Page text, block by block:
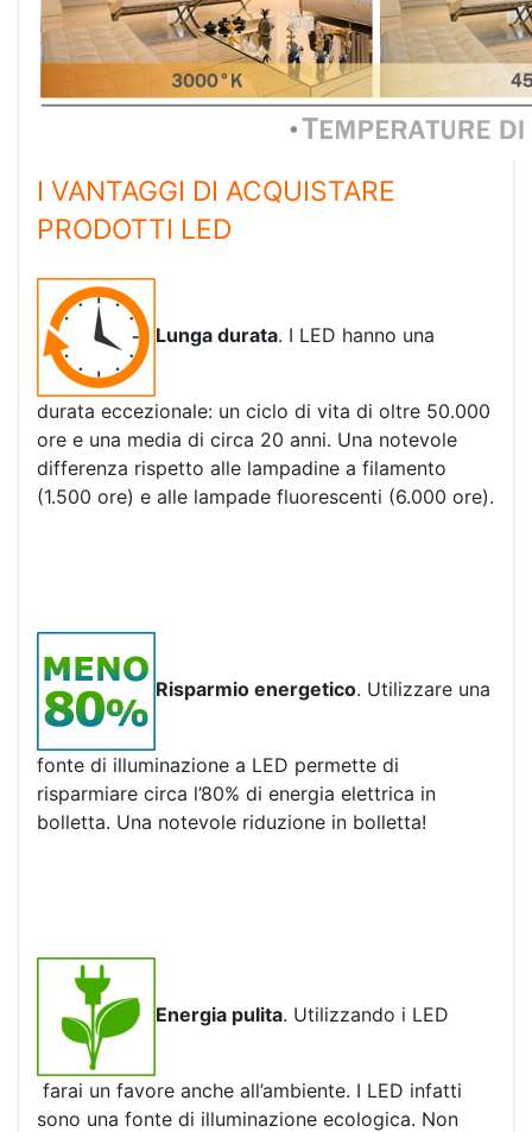
I VANTAGGI DI ACQUISTARE
PRODOTTI LED
Lunga durata. I LED hanno una
durata eccezionale: un ciclo di vita di oltre 50.000
ore e una media di circa 20 anni. Una notevole
differenza rispetto alle lampadine a filamento
(1.500 ore) e alle lampade fluorescenti (6.000 ore).
Risparmio energetico. Utilizzare una
fonte di illuminazione a LED permette di
risparmiare circa l’80% di energia elettrica in
bolletta. Una notevole riduzione in bolletta!
Energia pulita. Utilizzando i LED
farai un favore anche all’ambiente. I LED infatti
sono una fonte di illuminazione ecologica. Non